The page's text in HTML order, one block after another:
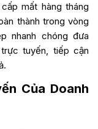
mất hàng tháng
thành trong vòng
nhanh chóng đưa
tuyến, tiếp cận
Của Doanh